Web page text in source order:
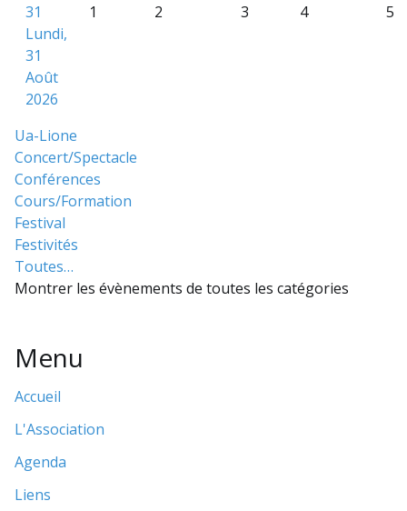
31
Lundi,
31
Août
2026
1 2 3 4 5
Ua-Lione
Concert/Spectacle
Conférences
Cours/Formation
Festival
Festivités
Toutes…
Montrer les évènements de toutes les catégories
Menu
Accueil
L'Association
Agenda
Liens